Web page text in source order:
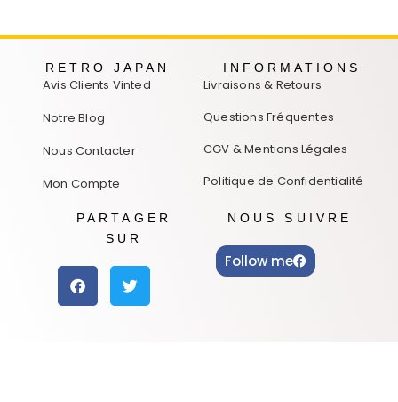
RETRO JAPAN
Avis Clients Vinted
Notre Blog
Nous Contacter
Mon Compte
INFORMATIONS
Livraisons & Retours
Questions Fréquentes
CGV & Mentions Légales
Politique de Confidentialité
PARTAGER
SUR
NOUS SUIVRE
Follow me